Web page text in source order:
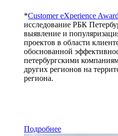
*Customer eXperience
исследование РБК
выявление и
проектов в области
обоснованной
петербургскими
других регионов на
региона.
Подробнее